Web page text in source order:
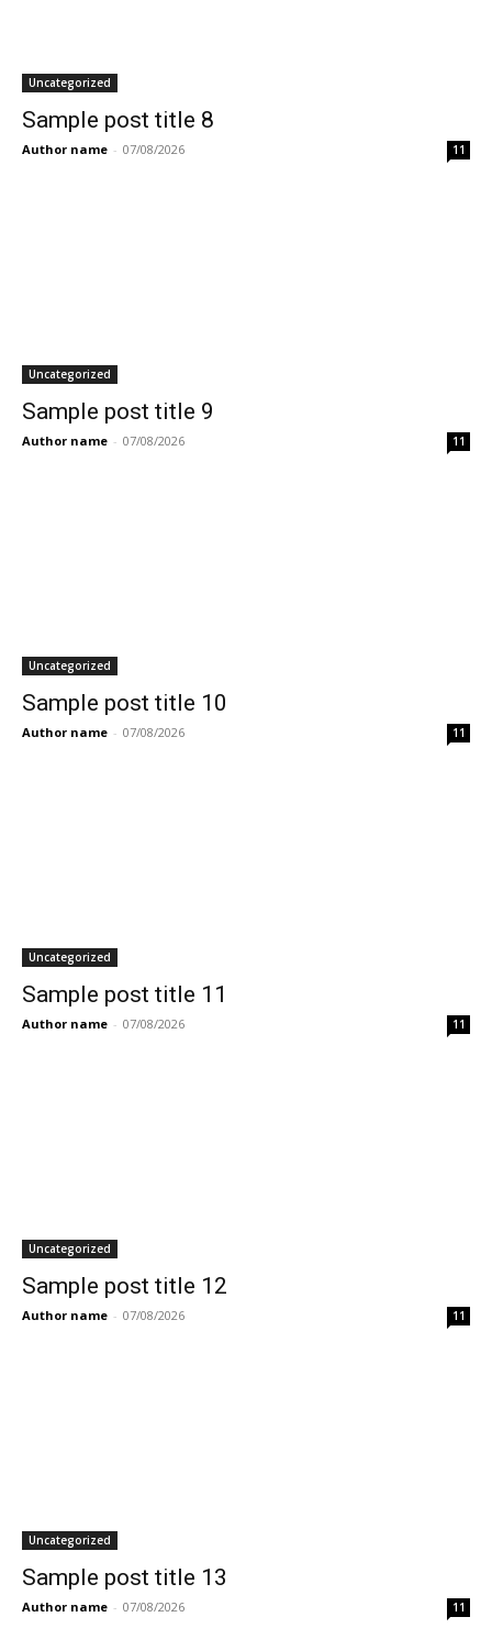
Uncategorized
Sample post title 8
Author name - 07/08/2026 11
Uncategorized
Sample post title 9
Author name - 07/08/2026 11
Uncategorized
Sample post title 10
Author name - 07/08/2026 11
Uncategorized
Sample post title 11
Author name - 07/08/2026 11
Uncategorized
Sample post title 12
Author name - 07/08/2026 11
Uncategorized
Sample post title 13
Author name - 07/08/2026 11